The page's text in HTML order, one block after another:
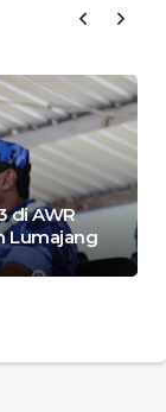
di AWR
Lumajang